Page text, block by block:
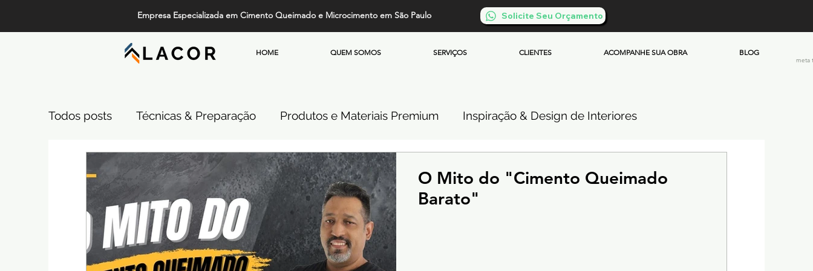
Empresa Especializada em Cimento Queimado e Microcimento em São Paulo Solicite Seu Orçamento
HOME QUEM SOMOS SERVIÇOS CLIENTES ACOMPANHE SUA OBRA BLOG
meta
Todos posts Técnicas & Preparação Produtos e Materiais Premium Inspiração & Design de Interiores
Design, Tendências e Serviços Piso de Cimento Queimado
Projetos de Alto Padrão Cimento Queimado Microcimento Queimado
Comparativos de Revestimentos Cimento Queimado Soluções Especiais
O Mito do "Cimento Queimado
Barato"